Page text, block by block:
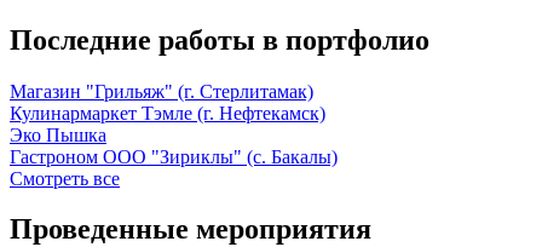
Последние работы в портфолио
Магазин "Грильяж" (г. Стерлитамак)
Кулинармаркет Тэмле (г. Нефтекамск)
Эко Пышка
Гастроном ООО "Зириклы" (с. Бакалы)
Смотреть все
Проведенные мероприятия